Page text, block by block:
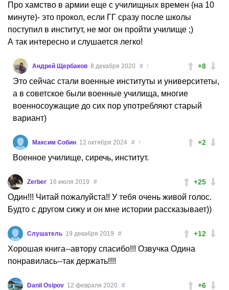
Про хамство в армии еще с училищных времен (на 10
минуте)- это прокол, если ГГ сразу после школы
поступил в институт, не мог он пройти училище ;)
А так интересно и слушается легко!
+8
Андрей Щербаков 8 декабря 2020 # ↑
Это сейчас стали военные институты и университеты,
а в советское были военные училища, многие
военносоужащие до сих пор употребляют старый
вариант)
+2
Максим Собин 12 октября 2024 # ↑
Военное училище, сиречь, институт.
+25
Zerber 16 июля 2019 #
Один!!! Читай пожалуйста!! У тебя очень живой голос.
Будто с другом сижу и он мне истории рассказывает))
+12
Слушатель 19 декабря 2019 #
Хорошая книга--автору спасибо!!! Озвучка Одина
понравилась--так держать!!!!
+6
Danil Osipov 12 февраля 2020 #